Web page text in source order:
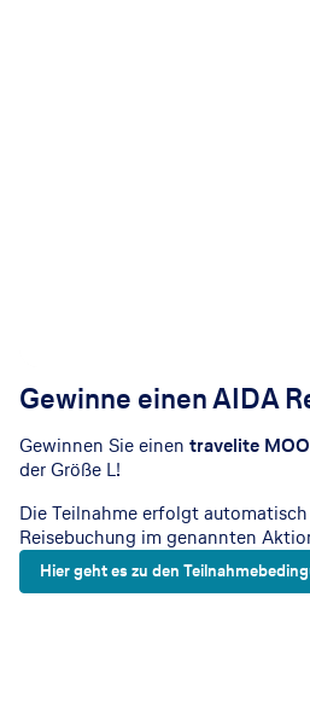
Gewinne einen AIDA
Gewinnen Sie einen travelite
der Größe L!
Die Teilnahme erfolgt
Reisebuchung im genannten
Hier geht es zu den